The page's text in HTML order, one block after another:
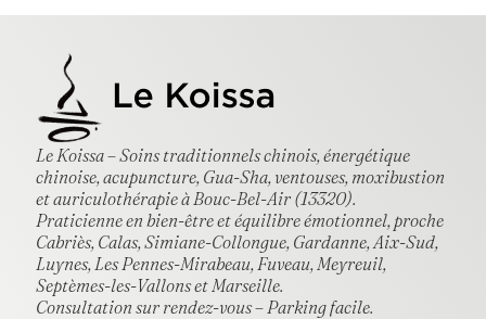
Le Koissa – Soins traditionnels chinois, énergétique
chinoise, acupuncture, Gua-Sha, ventouses, moxibustion
et auriculothérapie à Bouc-Bel-Air (13320).
Praticienne en bien-être et équilibre émotionnel, proche
Cabriès, Calas, Simiane-Collongue, Gardanne, Aix-Sud,
Luynes, Les Pennes-Mirabeau, Fuveau, Meyreuil,
Septèmes-les-Vallons et Marseille.
Consultation sur rendez-vous – Parking facile.